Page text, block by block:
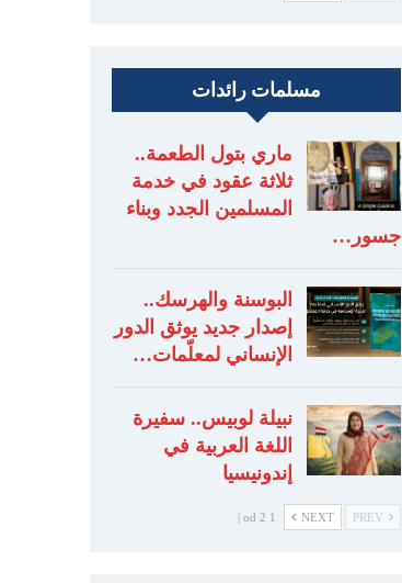
مسلمات رائدات
ماري بتول الطعمة..
ثلاثة عقود في خدمة
المسلمين الجدد وبناء
جسور…
البوسنة والهرسك..
إصدار جديد يوثق الدور
الإنساني لمعلّمات…
نبيلة لوبيس.. سفيرة
اللغة العربية في
إندونيسيا
NEXT
1 od 2 |